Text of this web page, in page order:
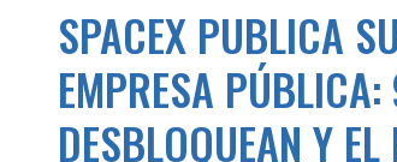
SPACEX PUBLICA
EMPRESA
DESBLOQUEAN Y